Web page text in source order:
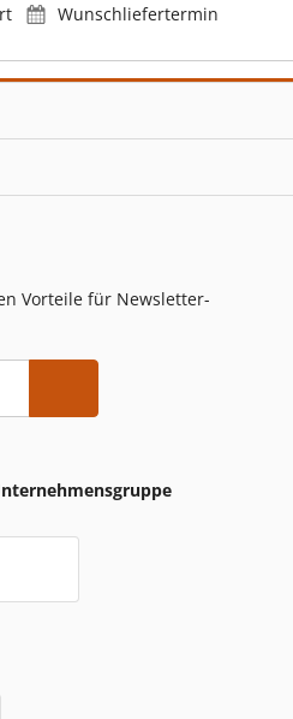
Wunschliefertermin
Vorteile für Newsletter-